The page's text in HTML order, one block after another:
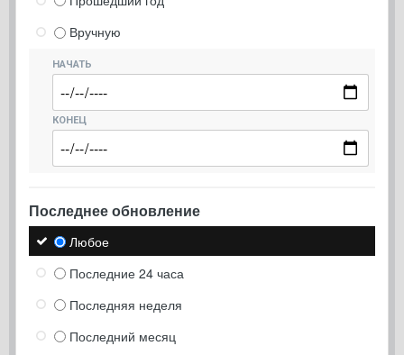
Вручную
НАЧАТЬ
КОНЕЦ
Последнее обновление
Любое
Последние 24 часа
Последняя неделя
Последний месяц